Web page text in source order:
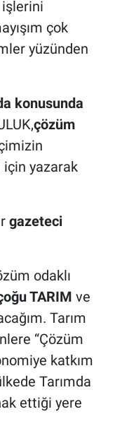
çok
yüzünden
konusunda
çözüm
için yazarak
gazeteci
odaklı
TARIM ve
Tarım
“Çözüm
katkım
Tarımda
ettiği yere